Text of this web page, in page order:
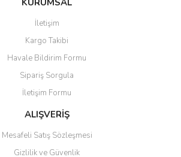
KURUMSAL
İletişim
Kargo Takibi
Havale Bildirim Formu
Sipariş Sorgula
İletişim Formu
ALIŞVERİŞ
Mesafeli Satış Sözleşmesi
Gizlilik ve Güvenlik